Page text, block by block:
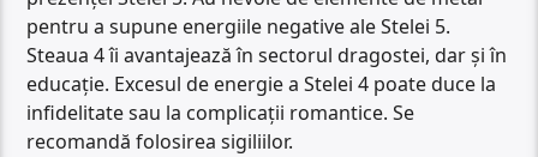
pentru a supune energiile negative ale Stelei 5.
Steaua 4 îi avantajează în sectorul dragostei, dar și în
educație. Excesul de energie a Stelei 4 poate duce la
infidelitate sau la complicații romantice. Se
recomandă folosirea sigiliilor.